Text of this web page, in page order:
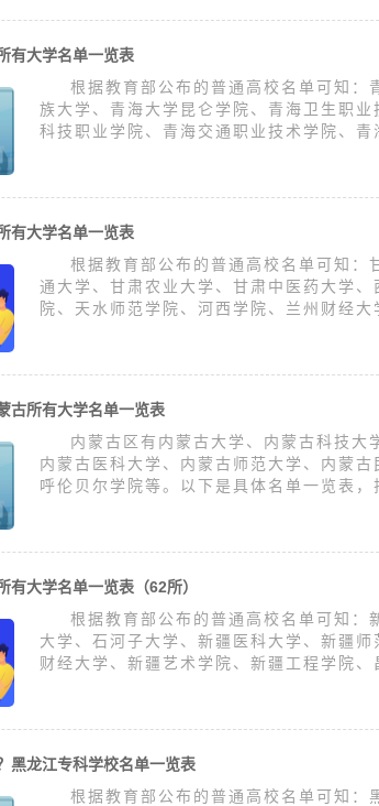
有大学名单一览表
根据教育部公布的普通高校名单可知：
族大学、青海大学昆仑学院、青海卫生职
科技职业学院、青海交通职业技术学院、青
有大学名单一览表
根据教育部公布的普通高校名单可知：
通大学、甘肃农业大学、甘肃中医药大学
院、天水师范学院、河西学院、兰州财经
古所有大学名单一览表
内蒙古区有内蒙古大学、内蒙古科技大
内蒙古医科大学、内蒙古师范大学、内蒙
呼伦贝尔学院等。以下是具体名单一览表，
有大学名单一览表（62所）
根据教育部公布的普通高校名单可知：
大学、石河子大学、新疆医科大学、新疆
财经大学、新疆艺术学院、新疆工程学院、
黑龙江专科学校名单一览表
根据教育部公布的普通高校名单可知：